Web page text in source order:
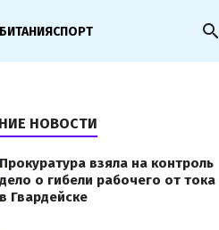
СПОРТ search
НОВОСТИ
Прокуратура взяла на контроль
дело о гибели рабочего от тока
в Гвардейске